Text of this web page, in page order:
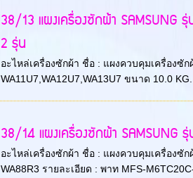
38/13 แผงเครื่องซักผ้า SAMSUNG
2 รุ่น
อะไหล่เครื่องซักผ้า ชื่อ : แผงควบคุมเครื่องซั
WA11U7,WA12U7,WA13U7 ขนาด 10.0
38/14 แผงเครื่องซักผ้า SAMSUNG
อะไหล่เครื่องซักผ้า ชื่อ : แผงควบคุมเครื่องซัก
WA88R3 รายละเอียด : พาท MFS-